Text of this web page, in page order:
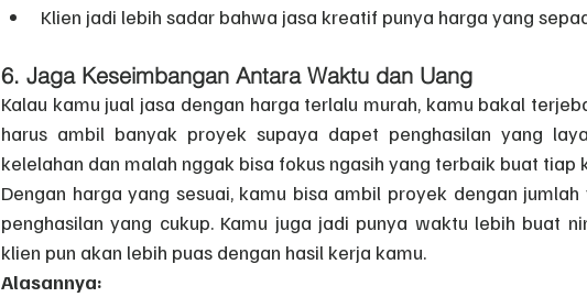
Klien jadi lebih sadar bahwa jasa kreatif punya harga yang
6. Jaga Keseimbangan Antara Waktu dan Uang
Kalau kamu jual jasa dengan harga terlalu murah, kamu bakal
harus ambil banyak proyek supaya dapet penghasilan yang
kelelahan dan malah nggak bisa fokus ngasih yang terbaik buat tiap
Dengan harga yang sesuai, kamu bisa ambil proyek dengan
penghasilan yang cukup. Kamu juga jadi punya waktu lebih buat
klien pun akan lebih puas dengan hasil kerja kamu.
Alasannya: